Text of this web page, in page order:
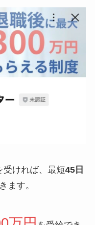
受ければ、最短45日
ます。